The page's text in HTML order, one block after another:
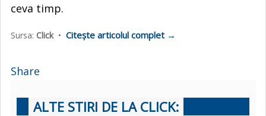
ceva timp.
Sursa: Click• Citește articolul complet →
Share
ALTE STIRI DE LA CLICK: